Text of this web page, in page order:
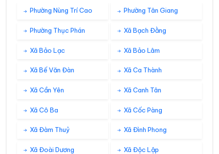
09:00 31° /36° Trời ít mây
38°
12:00 34° Mây rải rác
13:00 35°/39° Mây rải rác
Phường Nùng Trí Cao Phường Tân Giang
Phường Thục Phán Xã Bạch Đằng
Xã Bảo Lạc Xã Bảo Lâm
Xã Bế Văn Đàn Xã Ca Thành
Xã Cần Yên Xã Canh Tân
Xã Cô Ba Xã Cốc Pàng
Xã Đàm Thuỷ Xã Đình Phong
Xã Đoài Dương Xã Độc Lập